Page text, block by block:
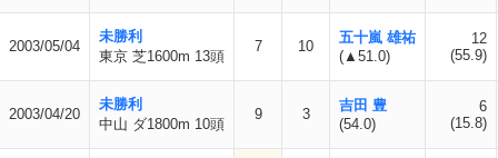
2003/05/04
未勝利
東京 芝1600m 13頭
7 10
五十嵐 雄祐
(▲51.0)
12
(55.9)
2003/04/20
未勝利
中山 ダ1800m 10頭
9 3
吉田 豊
(54.0)
6
(15.8)